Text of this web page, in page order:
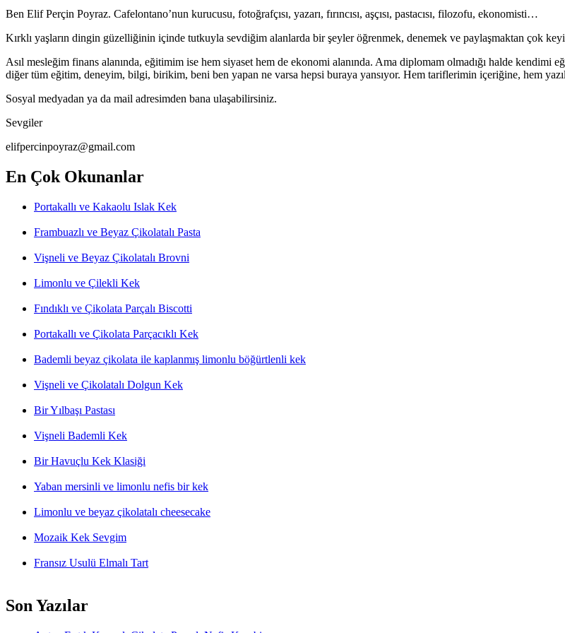
Ben Elif Perçin Poyraz. Cafelontano’nun kurucusu, fotoğrafçısı, yazarı, fırıncısı, aşçısı, pastacısı, filozofu, ekonomisti…
Kırklı yaşların dingin güzelliğinin içinde tutkuyla sevdiğim alanlarda bir şeyler öğrenmek, denemek ve paylaşmaktan çok
Asıl mesleğim finans alanında, eğitimim ise hem siyaset hem de ekonomi alanında. Ama diplomam olmadığı halde kendimi
diğer tüm eğitim, deneyim, bilgi, birikim, beni ben yapan ne varsa hepsi buraya yansıyor. Hem tariflerimin içeriğine, hem
Sosyal medyadan ya da mail adresimden bana ulaşabilirsiniz.
Sevgiler
elifpercinpoyraz@gmail.com
En Çok Okunanlar
Portakallı ve Kakaolu Islak Kek
Frambuazlı ve Beyaz Çikolatalı Pasta
Vişneli ve Beyaz Çikolatalı Brovni
Limonlu ve Çilekli Kek
Fındıklı ve Çikolata Parçalı Biscotti
Portakallı ve Çikolata Parçacıklı Kek
Bademli beyaz çikolata ile kaplanmış limonlu böğürtlenli kek
Vişneli ve Çikolatalı Dolgun Kek
Bir Yılbaşı Pastası
Vişneli Bademli Kek
Bir Havuçlu Kek Klasiği
Yaban mersinli ve limonlu nefis bir kek
Limonlu ve beyaz çikolatalı cheesecake
Mozaik Kek Sevgim
Fransız Usulü Elmalı Tart
Son Yazılar